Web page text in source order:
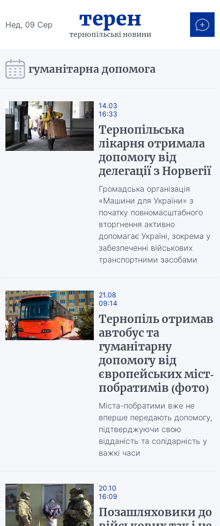
Нед, 09 Сер терен
тернопільські новини
гуманітарна допомога
14.03
16:33
Тернопільська
лікарня отримала
допомогу від
делегації з Норвегії
Громадська організація
«Машини для України» з
початку повномасштабного
вторгнення активно
допомагає Україні, зокрема у
забезпеченні військових
транспортними засобами
21.08
09:14
Тернопіль отримав
автобус та
гуманітарну
допомогу від
європейських міст-
побратимів (фото)
Міста-побратими вже не
вперше передають допомогу,
підтверджуючи свою
відданість та солідарність у
важкі часи
20.10
16:09
Позашляховики до